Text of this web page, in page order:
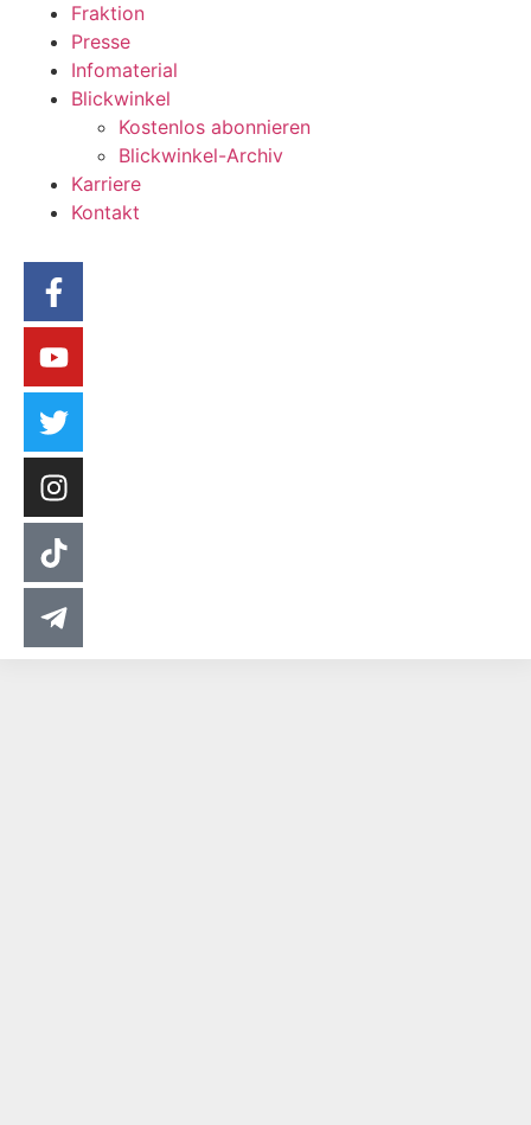
Fraktion
Presse
Infomaterial
Blickwinkel
Kostenlos abonnieren
Blickwinkel-Archiv
Karriere
Kontakt